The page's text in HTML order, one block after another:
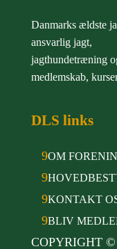
Danmarks ældste
ansvarlig jagt,
jagthundetræning
medlemskab,
DLS links
9OM
9
9KONTAKT
9BLIV
COPYRIGHT